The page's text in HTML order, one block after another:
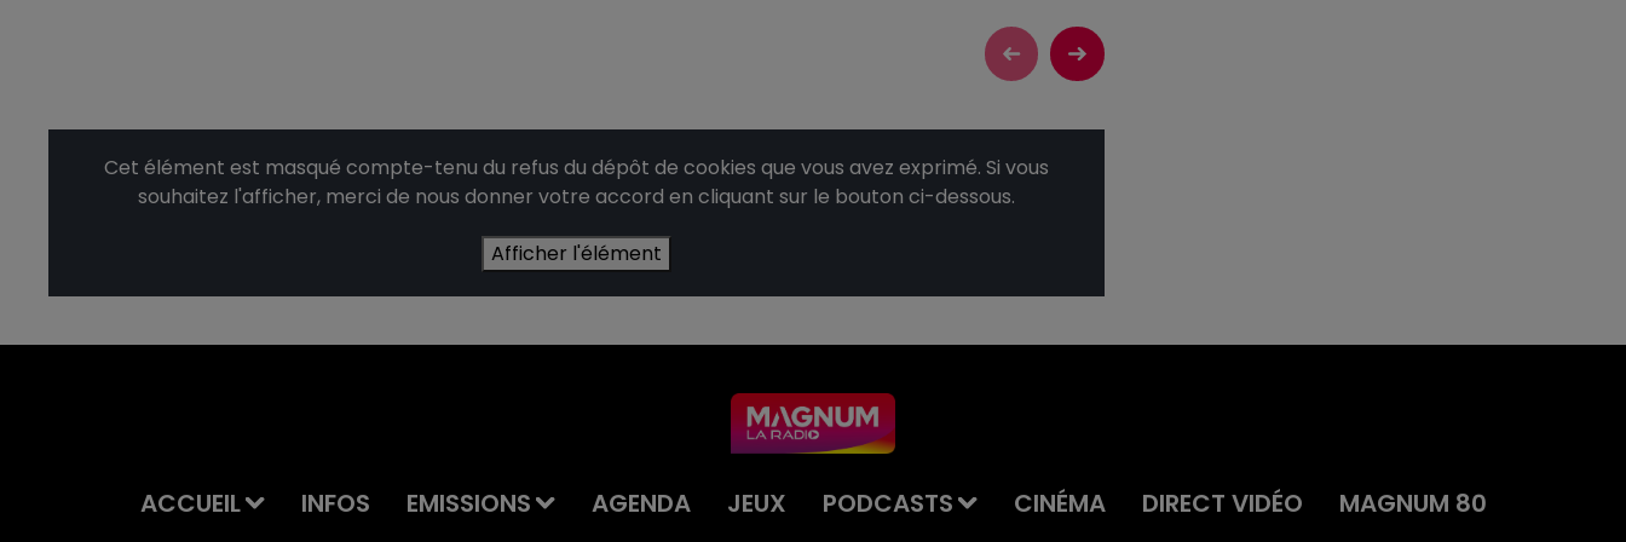
Cet élément est masqué compte-tenu du refus du dépôt de cookies que vous avez exprimé. Si vous
souhaitez l'afficher, merci de nous donner votre accord en cliquant sur le bouton ci-dessous.
Afficher l'élément
ACCUEIL INFOS EMISSIONS AGENDA JEUX PODCASTS CINÉMA DIRECT VIDÉO MAGNUM 80